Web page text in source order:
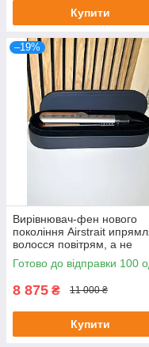
Купити
–19%
Вирівнювач-фен нового
покоління Airstrait
волосся повітрям, а не
пластинами
Готово до відправки 100
8 875 ₴ 11 000 ₴
Купити